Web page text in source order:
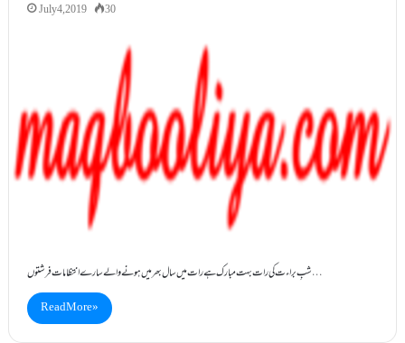
July 4, 2019 30
شبِ براء ت کی رات بہت مبارک ہے رات میں سال بھر میں ہونے والے سارے انتظامات فرشتوں…
Read More »